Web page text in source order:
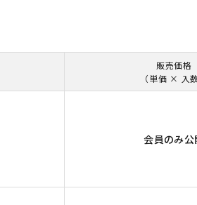
販売価格
（単価 × 入数
会員のみ公